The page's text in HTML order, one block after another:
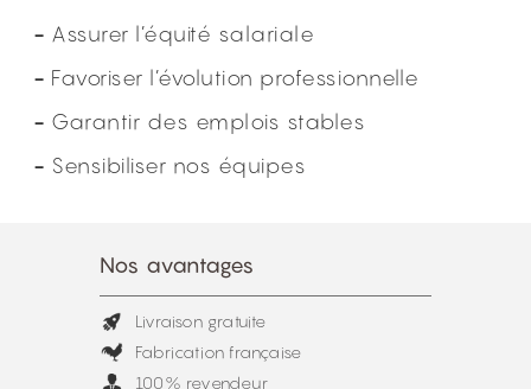
Assurer l’équité salariale
Favoriser l’évolution professionnelle
Garantir des emplois stables
Sensibiliser nos équipes
Nos avantages
Livraison gratuite
Fabrication française
100% revendeur